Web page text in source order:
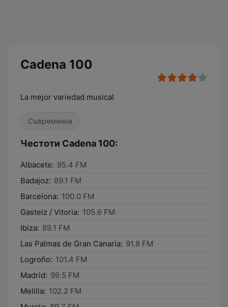
Cadena 100
La mejor variedad musical
Съвременна
Честоти Cadena 100:
Albacete: 95.4 FM
Badajoz: 89.1 FM
Barcelona: 100.0 FM
Gasteiz / Vitoria: 105.6 FM
Ibiza: 89.1 FM
Las Palmas de Gran Canaria: 91.8 FM
Logroño: 101.4 FM
Madrid: 99.5 FM
Melilla: 102.2 FM